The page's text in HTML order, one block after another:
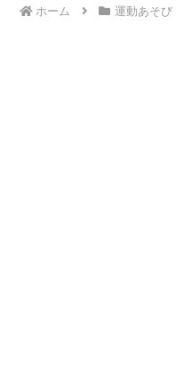
ホーム 運動あそび